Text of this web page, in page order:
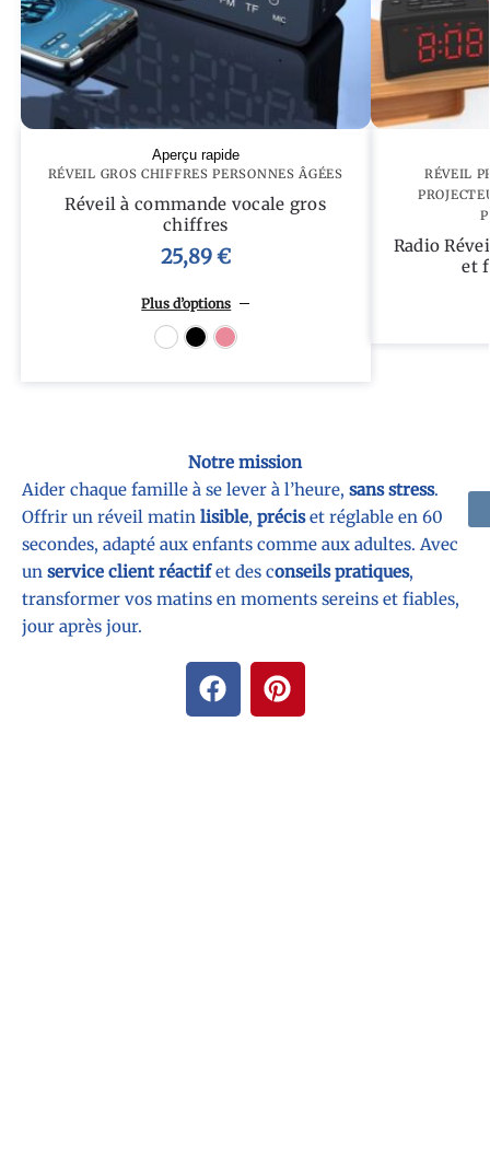
Aperçu rapide
RÉVEIL GROS CHIFFRES PERSONNES ÂGÉES
Réveil à commande vocale gros
chiffres
25,89€
Plus d’options
RÉVEIL
Radio
et
Notre mission
Aider chaque famille à se lever à l’heure, sans stress.
Offrir un réveil matin lisible, préciset réglable en 60
secondes, adapté aux enfants comme aux adultes. Avec
un service client réactifet des conseils pratiques,
transformer vos matins en moments sereins et fiables,
jour après jour.